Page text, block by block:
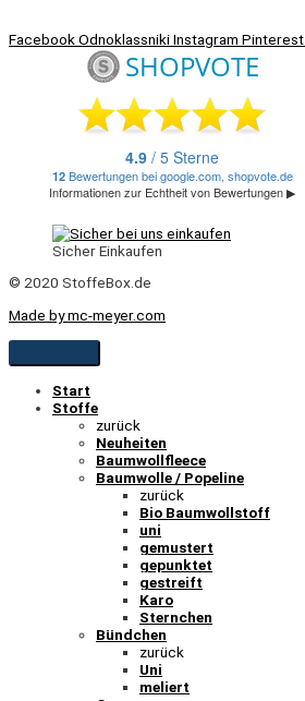
FacebookOdnoklassnikiInstagram Pinterest
Sicher Einkaufen
© 2020 StoffeBox.de
Made by mc-meyer.com
Start
Stoffe
zurück
Neuheiten
Baumwollfleece
Baumwolle / Popeline
zurück
Bio Baumwollstoff
uni
gemustert
gepunktet
gestreift
Karo
Sternchen
Bündchen
zurück
Uni
meliert